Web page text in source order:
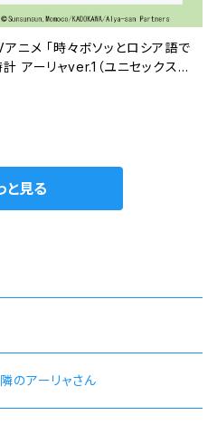
ニメ 「時々ボソッとロシア語で
アーリャver.1（ユニセックス
革ベルト色：グリーン 価格1
と見る
のアーリャさん